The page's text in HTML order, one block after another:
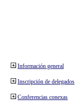
Información general
Inscripción de delegados
Conferencias conexas